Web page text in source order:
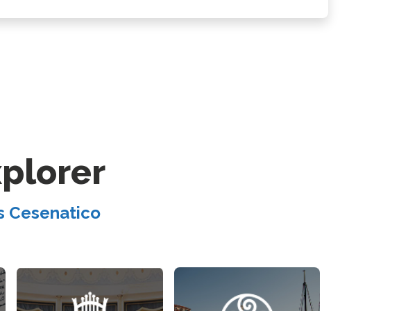
Cesenatico